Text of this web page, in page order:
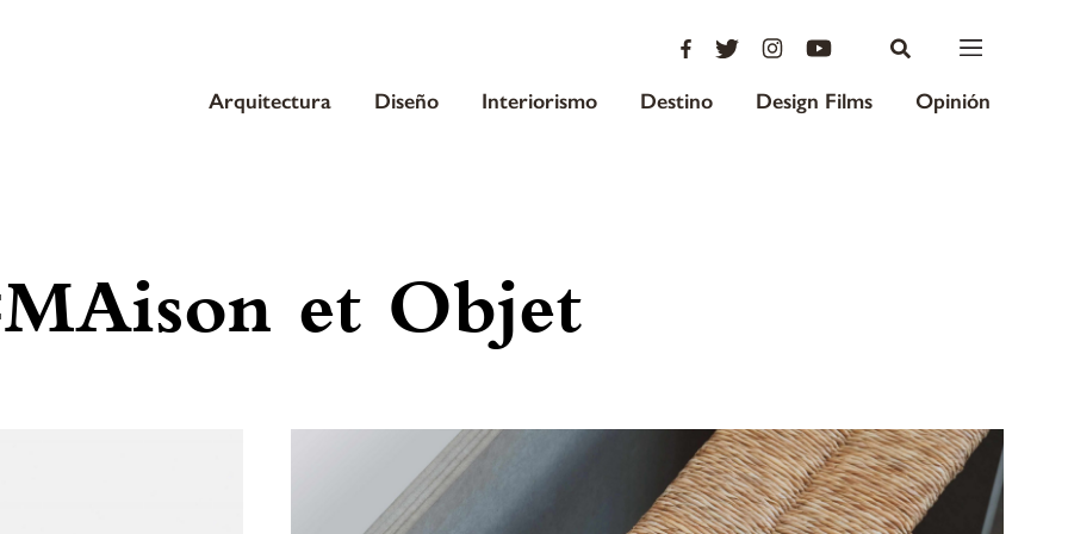
Arquitectura Diseño Interiorismo Destino Design Films Opinión
et Objet